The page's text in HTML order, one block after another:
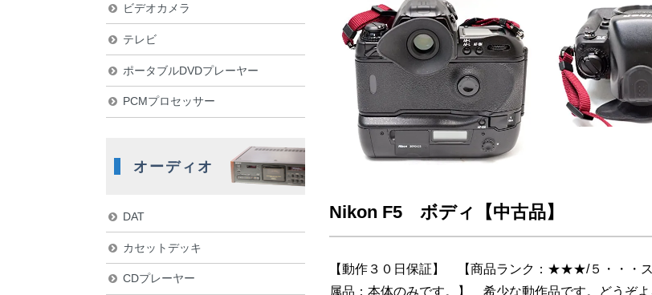
Nikon F5 ボディ【中古品】
【動作３０日保証】 【商品ランク：★★★/５・・・
属品：本体のみです。】 希少な動作品です。どうぞ
ビデオカメラ
テレビ
ポータブルDVDプレーヤー
PCMプロセッサー
オーディオ
DAT
カセットデッキ
CDプレーヤー